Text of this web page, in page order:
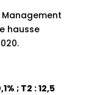
Management
hausse
; T2 : 12,5